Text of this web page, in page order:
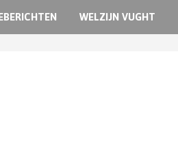
WELZIJN VUGHT